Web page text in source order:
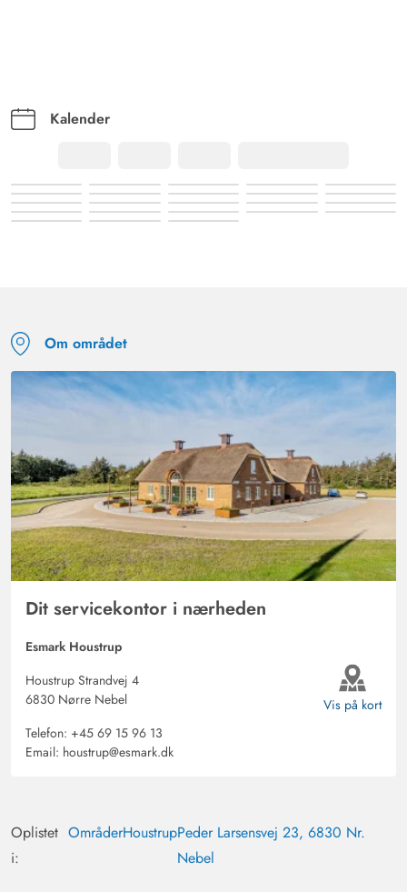
Kalender
Om området
Dit servicekontor i nærheden
Esmark Houstrup
Houstrup Strandvej 4
6830 Nørre Nebel
Telefon: +45 69 15 96 13
Email: houstrup@esmark.dk
Vis på kort
Oplistet
i:
OmråderHoustrupPeder Larsensvej 23, 6830 Nr.
Nebel